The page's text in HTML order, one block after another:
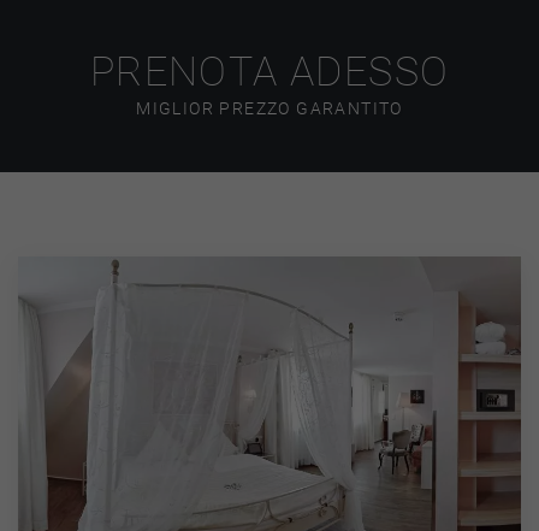
PRENOTA ADESSO
MIGLIOR PREZZO GARANTITO